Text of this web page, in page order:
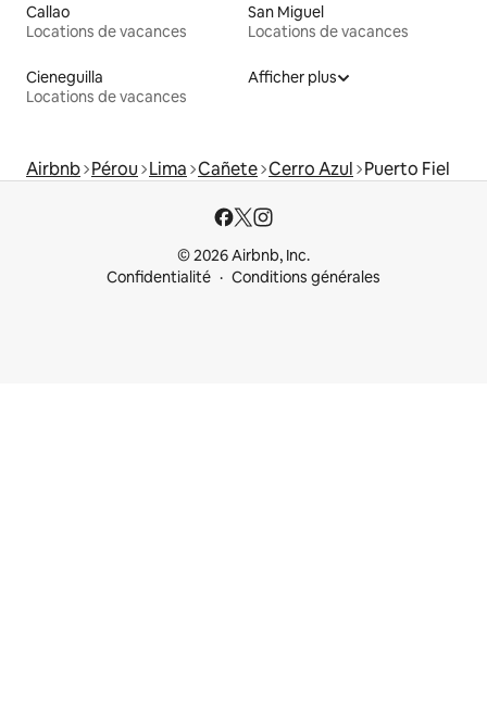
Callao
Locations de vacances
San Miguel
Locations de vacances
Cieneguilla
Locations de vacances
Afficher plus
Airbnb Pérou Lima Cañete Cerro Azul Puerto Fiel
© 2026 Airbnb, Inc.
Confidentialité
Conditions générales